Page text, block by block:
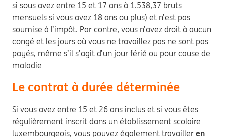
si sous avez entre 15 et 17 ans à 1.538,37 bruts
mensuels si vous avez 18 ans ou plus) et n’est pas
soumise à l’impôt. Par contre, vous n’avez droit à aucun
congé et les jours où vous ne travaillez pas ne sont pas
payés, même s’il s’agit d’un jour férié ou pour cause de
maladie
Le contrat à durée déterminée
Si vous avez entre 15 et 26 ans inclus et si vous êtes
régulièrement inscrit dans un établissement scolaire
luxembourgeois, vous pouvez également travailler en